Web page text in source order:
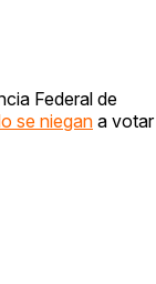
Federal de
se niegan a